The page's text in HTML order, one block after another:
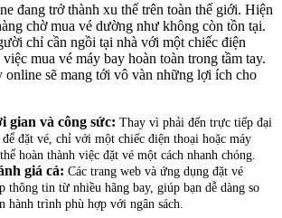
đang trở thành xu thế trên toàn thế giới. Hiện
chờ mua vé dường như không còn tồn tại.
chỉ cần ngồi tại nhà với một chiếc điện
mua vé máy bay hoàn toàn trong tầm tay.
online sẽ mang tới vô vàn những lợi ích cho
gian và công sức: Thay vì phải đến trực tiếp đại
để đặt vé, chỉ với một chiếc điện thoại hoặc máy
hoàn thành việc đặt vé một cách nhanh chóng.
giá cả: Các trang web và ứng dụng đặt vé
thông tin từ nhiều hãng bay, giúp bạn dễ dàng so
hành trình phù hợp với ngân sách.